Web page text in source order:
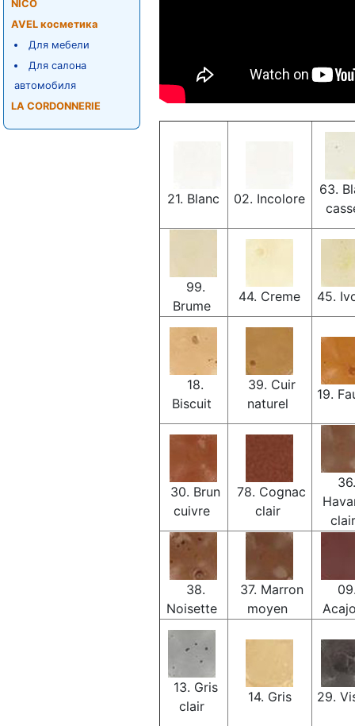
NICO
AVEL косметика
Для мебели
Для салона
автомобиля
LA CORDONNERIE
21. Blanc 02. Incolore
63.
99.
Brume
44. Creme 45.
18.
Biscuit
39. Cuir
naturel
19.
30. Brun
cuivre
78. Cognac
clair
38.
Noisette
37. Marron
moyen
13. Gris
clair
14. Gris 29.